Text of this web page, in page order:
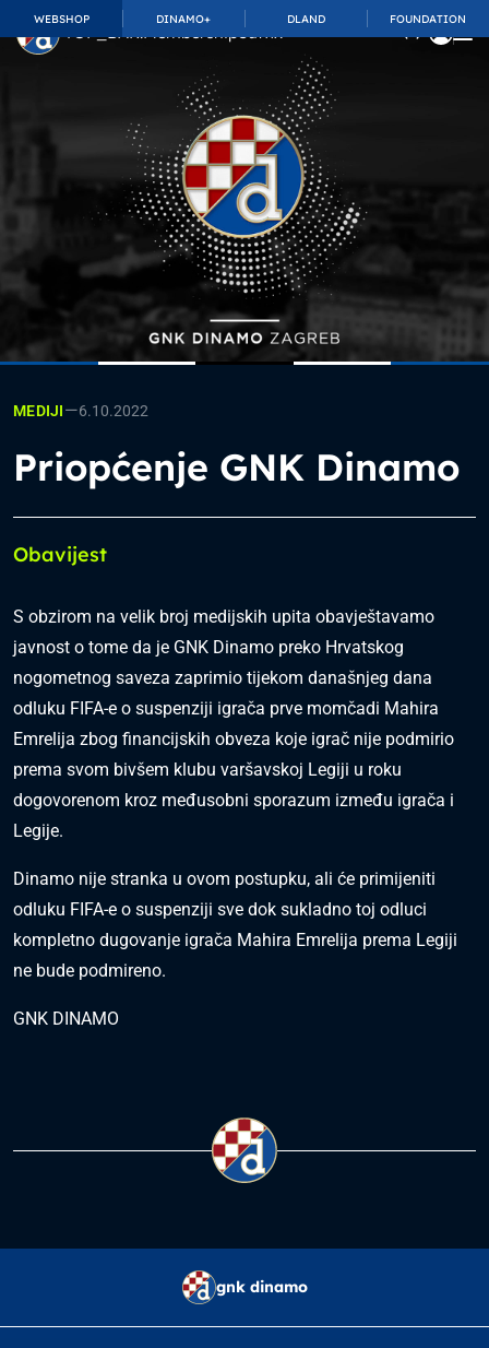
WEBSHOP DINAMO+ DLAND FOUNDATION
TOP_BAR.MembershipSuffix
MEDIJI—6.10.2022
Priopćenje GNK Dinamo
Obavijest
S obzirom na velik broj medijskih upita obavještavamo
javnost o tome da je GNK Dinamo preko Hrvatskog
nogometnog saveza zaprimio tijekom današnjeg dana
odluku FIFA-e o suspenziji igrača prve momčadi Mahira
Emrelija zbog financijskih obveza koje igrač nije podmirio
prema svom bivšem klubu varšavskoj Legiji u roku
dogovorenom kroz međusobni sporazum između igrača i
Legije.
Dinamo nije stranka u ovom postupku, ali će primijeniti
odluku FIFA-e o suspenziji sve dok sukladno toj odluci
kompletno dugovanje igrača Mahira Emrelija prema Legiji
ne bude podmireno.
GNK DINAMO
gnk dinamo